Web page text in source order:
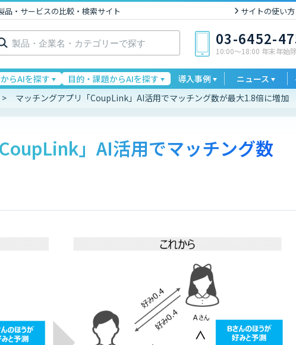
品・サービスの比較・検索サイト サイトの使い方
03-6452-
10:00〜18:00 年末年始
らAIを探す 目的・課題からAIを探す 導入事例 ニュース
マッチングアプリ「CoupLink」AI活用でマッチング数が最大1.8倍に増加
」AI活用でマッチング数